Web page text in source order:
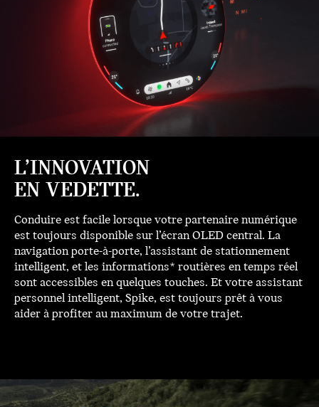
L’INNOVATION
EN VEDETTE.
Conduire est facile lorsque votre partenaire numérique
est toujours disponible sur l’écran OLED central. La
navigation porte-à-porte, l’assistant de stationnement
intelligent, et les informations* routières en temps réel
sont accessibles en quelques touches. Et votre assistant
personnel intelligent, Spike, est toujours prêt à vous
aider à profiter au maximum de votre trajet.